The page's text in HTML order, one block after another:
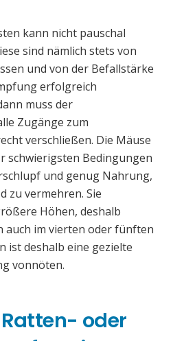
kann nicht pauschal
sind nämlich stets von
und von der Befallstärke
erfolgreich
muss der
Zugänge zum
verschließen. Die Mäuse
schwierigsten Bedingungen
und genug Nahrung,
zu vermehren. Sie
Höhen, deshalb
auch im vierten oder fünften
ist deshalb eine gezielte
vonnöten.
oder